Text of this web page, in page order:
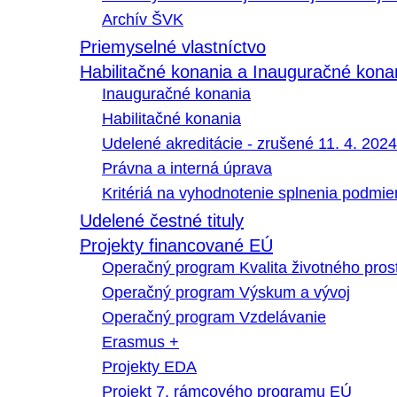
Archív ŠVK
Priemyselné vlastníctvo
Habilitačné konania a Inauguračné
Inauguračné konania
Habilitačné konania
Udelené akreditácie - zrušené 11. 4. 2024
Právna a interná úprava
Kritériá na vyhodnotenie splnenia
Udelené čestné tituly
Projekty financované EÚ
Operačný program Kvalita životného
Operačný program Výskum a vývoj
Operačný program Vzdelávanie
Erasmus +
Projekty EDA
Projekt 7. rámcového programu EÚ